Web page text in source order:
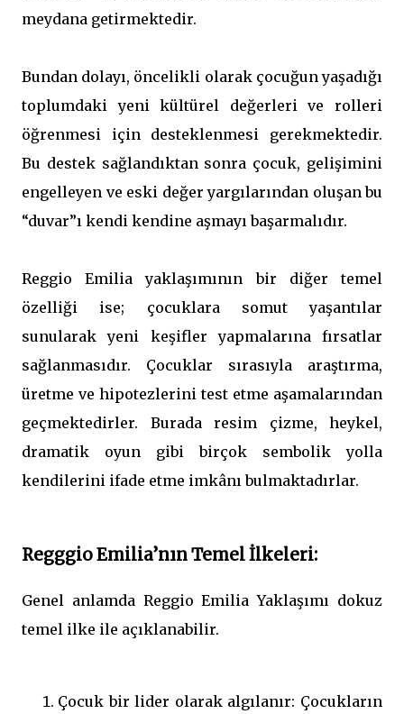
meydana getirmektedir.
Bundan dolayı, öncelikli olarak çocuğun yaşadığı
toplumdaki yeni kültürel değerleri ve rolleri
öğrenmesi için desteklenmesi gerekmektedir.
Bu destek sağlandıktan sonra çocuk, gelişimini
engelleyen ve eski değer yargılarından oluşan bu
“duvar”ı kendi kendine aşmayı başarmalıdır.
Reggio Emilia yaklaşımının bir diğer temel
özelliği ise; çocuklara somut yaşantılar
sunularak yeni keşifler yapmalarına fırsatlar
sağlanmasıdır. Çocuklar sırasıyla araştırma,
üretme ve hipotezlerini test etme aşamalarından
geçmektedirler. Burada resim çizme, heykel,
dramatik oyun gibi birçok sembolik yolla
kendilerini ifade etme imkânı bulmaktadırlar.
Regggio Emilia’nın Temel İlkeleri:
Genel anlamda Reggio Emilia Yaklaşımı dokuz
temel ilke ile açıklanabilir.
Çocuk bir lider olarak algılanır: Çocukların